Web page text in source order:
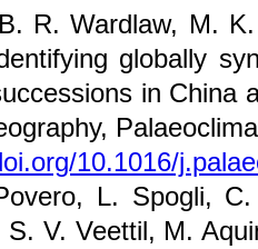
R. Wardlaw, M.
globally
in China
10.1016/
L. Spogli,
V. Veettil, M.